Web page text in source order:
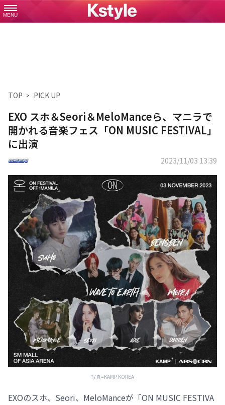
MENU
TOP PICK UP
EXO スホ＆Seori＆MeloManceら、マニラで
開かれる音楽フェス「ON MUSIC FESTIVAL」
に出演
2023/11/03 13:39
写真=KAMP KOREA
EXOのスホ、Seori、MeloManceが「ON MUSIC FESTIVA